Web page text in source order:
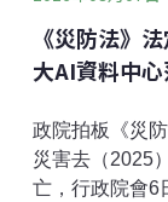
《災防法》
大AI資料中
政院拍板《災
災害去（2025
亡，行政院會6